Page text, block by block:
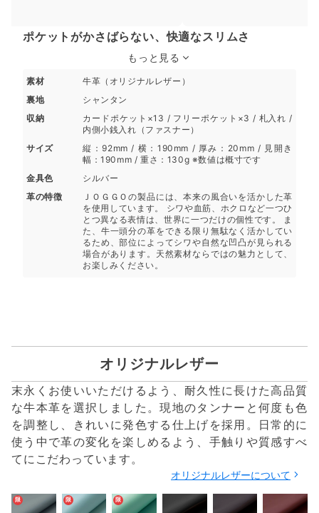
ポケットがかさばらない、快適なスリムさ
もっと見る
素材
牛革（オリジナルレザー）
裏地
シャンタン
収納
カードポケット×13 / フリーポケット×3 / 札入れ /
内側小銭入れ（ファスナー）
サイズ
縦：92mm / 横：190mm / 厚み：20mm / 見開き
幅：190mm / 重さ：130g ※数値は概寸です
金具色
シルバー
革の特徴
ＪＯＧＧＯの製品には、本来の風合いを活かした革
を使用しています。 シワや血筋、ホクロなど一つひ
とつ異なる表情は、世界に一つだけの個性です。 ま
た、牛一頭分の革をできる限り無駄なく活かしてい
るため、部位によってシワや自然な凹凸が見られる
場合があります。天然素材ならではの魅力として、
お楽しみください。
オリジナルレザー
末永くお使いいただけるよう、耐久性に長けた高品質
な牛本革を選択しました。現地のタンナーと何度も色
を調整し、きれいに発色する仕上げを採用。日常的に
使う中で革の変化を楽しめるよう、手触りや質感すべ
てにこだわっています。
オリジナルレザーについて
限 限 限